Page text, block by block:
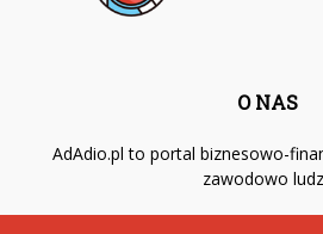
O NAS
AdAdio.pl to portal biznesowo-
zawodowo